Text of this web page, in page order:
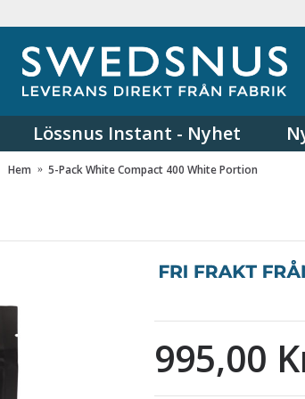
Lössnus Instant - Nyhet
Hem 5-Pack White Compact 400 White Portion
995,00